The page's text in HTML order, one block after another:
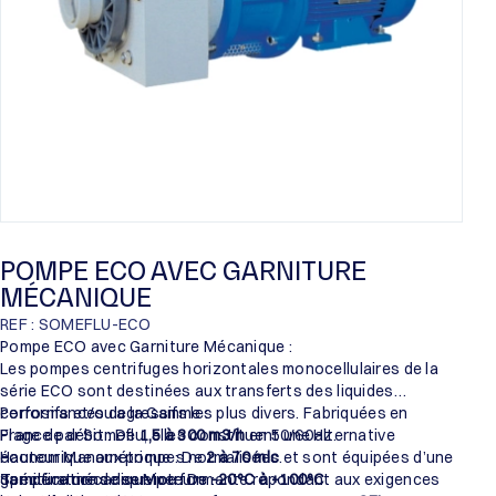
POMPE ECO AVEC GARNITURE
MÉCANIQUE
REF : SOMEFLU-ECO
Pompe ECO avec Garniture Mécanique :
Les pompes centrifuges horizontales monocellulaires de la
série ECO sont destinées aux transferts des liquides
corrosifs et/ou agressifs les plus divers. Fabriquées en
France par Someflu, elles constituent une alternative
économique aux pompes normalisées et sont équipées d’une
garniture mécanique performante répondant aux exigences
Performances de la Gamme :
Plage de débit : De1,5 à 300 m3/hen 50/60Hz.
Hauteur Manométrique : De2 à 70 mlc.
Température de service : De-20°C à +100°C.
Spécifications des Moteurs :